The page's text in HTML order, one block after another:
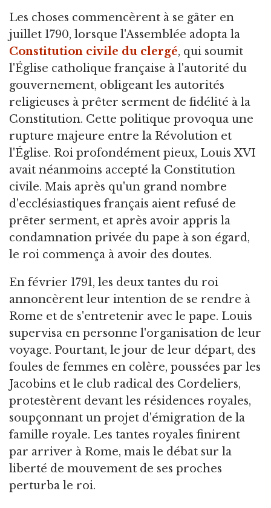
Les choses commencèrent à se gâter en
juillet 1790, lorsque l'Assemblée adopta la
Constitution civile du clergé, qui soumit
l'Église catholique française à l'autorité du
gouvernement, obligeant les autorités
religieuses à prêter serment de fidélité à la
Constitution. Cette politique provoqua une
rupture majeure entre la Révolution et
l'Église. Roi profondément pieux, Louis XVI
avait néanmoins accepté la Constitution
civile. Mais après qu'un grand nombre
d'ecclésiastiques français aient refusé de
prêter serment, et après avoir appris la
condamnation privée du pape à son égard,
le roi commença à avoir des doutes.
En février 1791, les deux tantes du roi
annoncèrent leur intention de se rendre à
Rome et de s'entretenir avec le pape. Louis
supervisa en personne l'organisation de leur
voyage. Pourtant, le jour de leur départ, des
foules de femmes en colère, poussées par les
Jacobins et le club radical des Cordeliers,
protestèrent devant les résidences royales,
soupçonnant un projet d'émigration de la
famille royale. Les tantes royales finirent
par arriver à Rome, mais le débat sur la
liberté de mouvement de ses proches
perturba le roi.